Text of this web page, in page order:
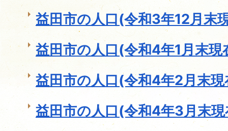
益田市の人口(令和3年12月末
益田市の人口(令和4年1月末現
益田市の人口(令和4年2月末
益田市の人口(令和4年3月末